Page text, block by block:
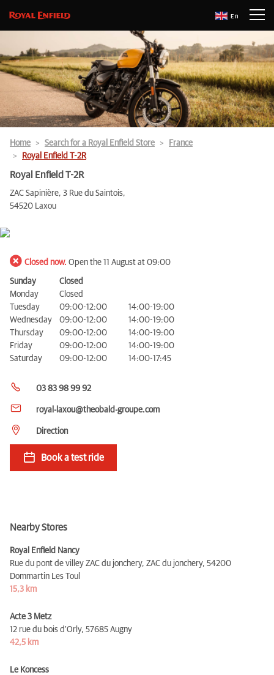
En
Home Search for a Royal Enfield Store
France
Royal Enfield T-2R
Royal Enfield T-2R
ZAC Sapinière, 3 Rue du Saintois,
54520 Laxou
Closed now. Open the 11 August at 09:00
Sunday
Closed
Monday
Closed
Tuesday
09:00-12:00
14:00-19:00
Wednesday
09:00-12:00
14:00-19:00
Thursday
09:00-12:00
14:00-19:00
Friday
09:00-12:00
14:00-19:00
Saturday
09:00-12:00 14:00-17:45
03 83 98 99 92
royal-laxou@theobald-groupe.com
Direction
Book a test ride
Nearby Stores
Royal Enfield Nancy
Rue du pont de villey ZAC du jonchery, ZAC du jonchery, 54200
Dommartin Les Toul
15,3 km
Acte 3 Metz
12 rue du bois d'Orly, 57685 Augny
42,5 km
Le Koncess